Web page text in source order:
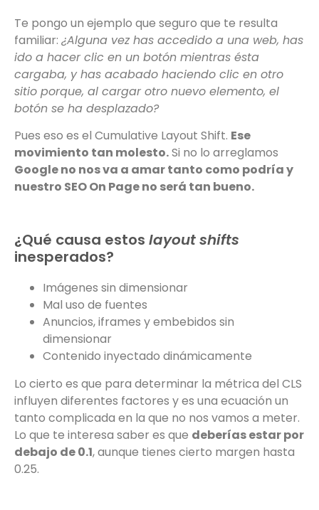
Te pongo un ejemplo que seguro que te resulta
familiar: ¿Alguna vez has accedido a una web, has
ido a hacer clic en un botón mientras ésta
cargaba, y has acabado haciendo clic en otro
sitio porque, al cargar otro nuevo elemento, el
botón se ha desplazado?
Pues eso es el Cumulative Layout Shift. Ese
movimiento tan molesto.Si no lo arreglamos
Google no nos va a amar tanto como podría y
nuestro SEO On Page no será tan bueno.
¿Qué causa estos layout shifts
inesperados?
Imágenes sin dimensionar
Mal uso de fuentes
Anuncios, iframes y embebidos sin
dimensionar
Contenido inyectado dinámicamente
Lo cierto es que para determinar la métrica del CLS
influyen diferentes factores y es una ecuación un
tanto complicada en la que no nos vamos a meter.
Lo que te interesa saber es que deberías estar por
debajo de 0.1, aunque tienes cierto margen hasta
0.25.